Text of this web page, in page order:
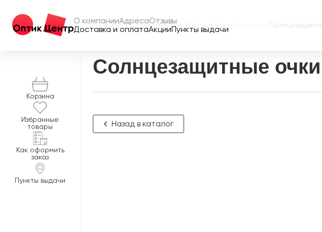
О компанииАдресаОтзывы
Доставка и оплатаАкцииПункты выдачи
Корзина
Избранные
товары
Как оформить
заказ
Пункты выдачи
Главная/ Интернет-магазин
Солнцезащитные очки
Назад в каталог